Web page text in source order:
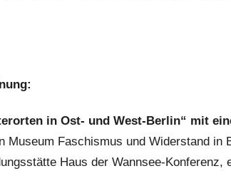
in Ost- und West-Berlin“ mit
Museum Faschismus und Widerstand in
Haus der Wannsee-Konferenz,